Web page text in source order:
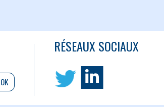
OK
RÉSEAUX SOCIAUX